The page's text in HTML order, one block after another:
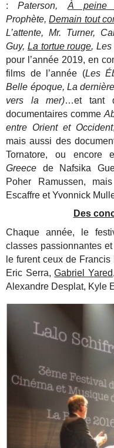
:Paterson, À peine
Prophète,Demain tout
L’attente, Mr. Turner,
Guy, La tortue rouge,
pour l’année 2019, en
films de l’année (Les
Belle époque, La
vers la mer)…et tant
documentaires comme
entre Orient et Occident
mais aussi des
Tornatore, ou encore
Greece de Nafsika
Poher Ramussen,
Escaffre et Yvonnick
Des
Chaque année, le
classes passionnantes
le furent ceux de
Eric Serra,Gabriel Yared,
Alexandre Desplat, Kyle